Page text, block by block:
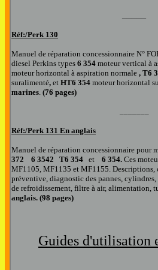
Réf:/Perk 130
Manuel de réparation concessionnaire N°
diesel Perkins types 6 354 moteur vertical à
moteur horizontal à aspiration normale , T6
suralimenté, et HT6 354 moteur horizontal
marines. (76 pages)
Réf:/Perk 131 En anglais
Manuel de réparation concessionnaire pour
372 6 3542 T6 354 et 6 354. Ces
MF1105, MF1135 et MF1155. Descriptions,
préventive, diagnostic des pannes,
de refroidissement, filtre à air, alimentation,
anglais. (98 pages)
Guides d'utilisation